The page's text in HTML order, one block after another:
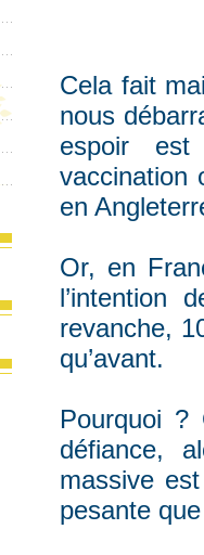
Cela fait
nous
espoir
vaccination
en
Or, en
l’intention
revanche,
qu’avant.
Pourquoi ?
défiance,
massive
pesante